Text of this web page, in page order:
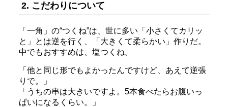
2. こだわりについて
「一角」の“つくね”は、世に多い「小さくてカリッ
と」とは逆を行く、「大きくて柔らかい」作りだ。
中でもおすすめは、塩つくね。
「他と同じ形でもよかったんですけど、あえて逆張
りで。」
「うちの串は大きいですよ。5本食べたらお腹いっ
ぱいになるくらい。」